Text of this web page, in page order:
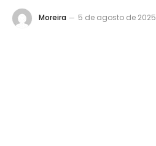
Moreira 5 de agosto de 2025